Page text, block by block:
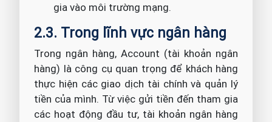
gia vào môi trường mạng.
2.3. Trong lĩnh vực ngân hàng
Trong ngân hàng, Account (tài khoản ngân
hàng) là công cụ quan trọng để khách hàng
thực hiện các giao dịch tài chính và quản lý
tiền của mình. Từ việc gửi tiền đến tham gia
các hoạt động đầu tư, tài khoản ngân hàng